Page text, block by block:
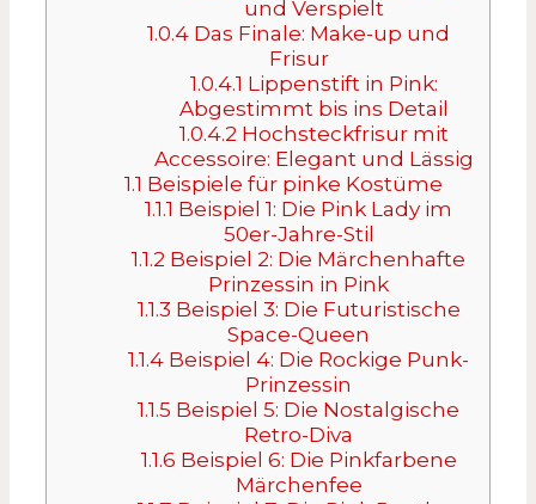
und Verspielt
1.0.4 Das Finale: Make-up und
Frisur
1.0.4.1 Lippenstift in Pink:
Abgestimmt bis ins Detail
1.0.4.2 Hochsteckfrisur mit
Accessoire: Elegant und Lässig
1.1 Beispiele für pinke Kostüme
1.1.1 Beispiel 1: Die Pink Lady im
50er-Jahre-Stil
1.1.2 Beispiel 2: Die Märchenhafte
Prinzessin in Pink
1.1.3 Beispiel 3: Die Futuristische
Space-Queen
1.1.4 Beispiel 4: Die Rockige Punk-
Prinzessin
1.1.5 Beispiel 5: Die Nostalgische
Retro-Diva
1.1.6 Beispiel 6: Die Pinkfarbene
Märchenfee